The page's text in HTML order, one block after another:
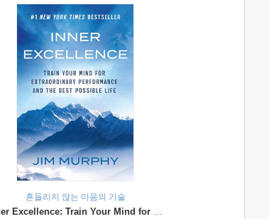
흔들리지 않는 마음의 기술
Inner Excellence: Train Your Mind for Extraordinary Performance and the Best Possible Life